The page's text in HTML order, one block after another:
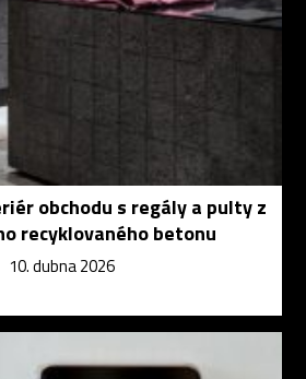
obchodu s regály a pulty z
recyklovaného betonu
10. dubna 2026